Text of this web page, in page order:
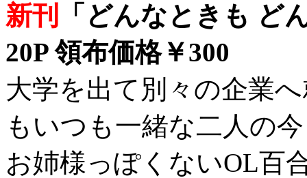
新刊
「どんなときも ど
20P 領布価格￥300
大学を出て別々の企業
もいつも一緒な二人の
お姉様っぽくないOL百